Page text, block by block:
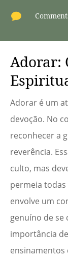

Adorar:
Adorar é um
devoção. No
reconhecer a
reverência.
culto, mas
permeia todas
envolve um
genuíno de
importância
ensinamentos